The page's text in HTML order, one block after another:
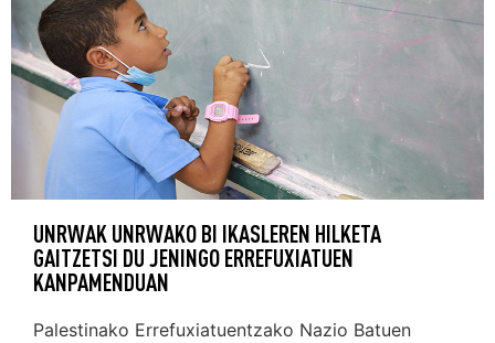
UNRWAK UNRWAKO BI IKASLEREN HILKETA
GAITZETSI DU JENINGO ERREFUXIATUEN
KANPAMENDUAN
Palestinako Errefuxiatuentzako Nazio Batuen